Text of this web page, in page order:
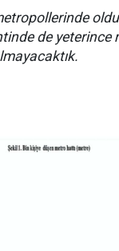
de yeterince